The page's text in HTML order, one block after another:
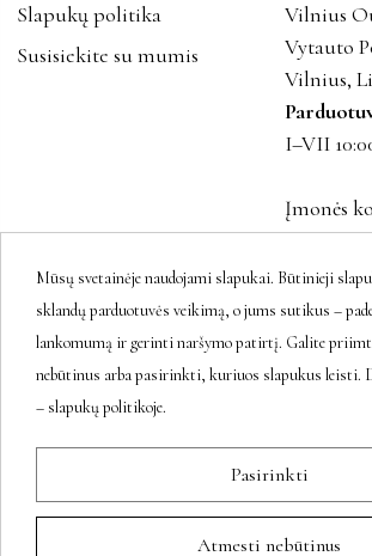
Slapukų politika
Susisiekite su mumis
Vilnius
Vytauto
Vilnius,
I–VII
Įmonės
PVM
Sekite mus
Mūsų svetainėje naudojami slapukai. Būtinieji
sklandų parduotuvės veikimą, o jums sutikus –
lankomumą ir gerinti naršymo patirtį. Galite
nebūtinus arba pasirinkti, kuriuos slapukus leisti.
– slapukų politikoje.
Pasirinkti
Atmesti nebūtinus